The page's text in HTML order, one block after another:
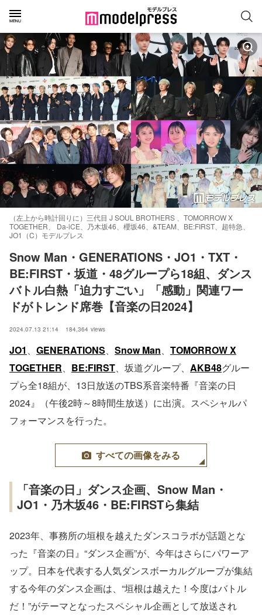
（左上から時計回りに）三代目 J SOUL BROTHERS 、TOMORROW X
TOGETHER、 Da-iCE、乃木坂46、櫻坂46、&TEAM、BE:FIRST、超特急、
JO1（C）モデルプレス
Snow Man・GENERATIONS・JO1・TXT・
BE:FIRST・坂道・48グループら18組、ダンス
バトル白熱「迫力すごい」「感動」関連ワー
ドがトレンド席巻【音楽の日2024】
2024.07.13 21:14 184,364 views
JO1 、 GENERATIONS、 Snow Man、 TOMORROW X
TOGETHER、 BE:FIRST、坂道グループ、 AKB48グルー
プら全18組が、13日放送のTBS系音楽特番『音楽の日
2024』（午後2時～8時間生放送）に出演。スペシャルパ
フォーマンスを行った。
すべての画像をみる
「音楽の日」ダンス企画、Snow Man・
JO1・乃木坂46・BE:FIRSTら集結
2023年、事務所の垣根を越えたダンスコラボが話題とな
った『音楽の日』“ダンス企画”が、今年はさらにパワーア
ップ。日本を代表する人気ダンスボーカルグループが集結
する今年のダンス企画は、“垣根は越えた！今度はバトル
だ！”がテーマとなったスペシャル企画として放送され